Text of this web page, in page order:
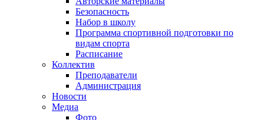
Безопасность
Набор в школу
Программа спортивной подготовки по
видам спорта
Расписание
Коллектив
Преподаватели
Администрация
Новости
Медиа
Фото